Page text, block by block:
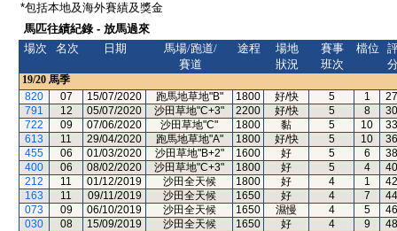
*包括本地及海外賽績及獎金
馬匹往績紀錄 - 放馬過來
場次
名次 日期
馬場/跑道/
賽道
途程
場地
狀況
賽事
班次
檔位
19/20 馬季
820
07 15/07/2020 跑馬地草地"B" 1800 好/快 5 1
27
791
12 05/07/2020 沙田草地"C+3" 2200 好/快 5 8
30
722
09 07/06/2020 沙田草地"C" 1800 黏 5 10
33
613
11 29/04/2020 跑馬地草地"A" 1800 好/快 5 10
36
455
06 01/03/2020 沙田草地"B+2" 1600 好 5 6
38
400
06 08/02/2020 沙田草地"C+3" 1800 好 5 4
40
212
11 01/12/2019 沙田全天候 1800 好 4 1
42
163
11 09/11/2019 沙田全天候 1650 好 4 7
44
073
09 06/10/2019 沙田全天候 1650 濕慢 4 5
46
030
08 15/09/2019 沙田全天候 1650 好 4 9
48